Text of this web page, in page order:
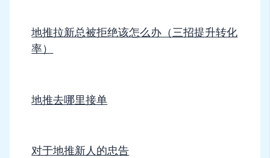
地推拉新总被拒绝该怎么办（三招提升转化
率）
地推去哪里接单
对于地推新人的忠告